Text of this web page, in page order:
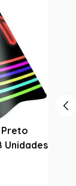
Preto
Unidades